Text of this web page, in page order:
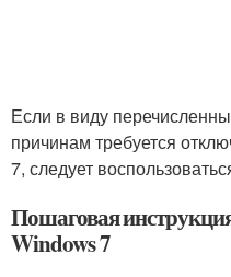
Если в виду
причинам требуется
7, следует
Пошаговая
Windows 7